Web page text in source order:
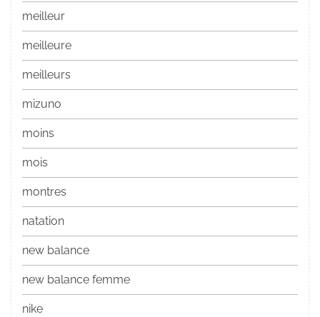
meilleur
meilleure
meilleurs
mizuno
moins
mois
montres
natation
new balance
new balance femme
nike